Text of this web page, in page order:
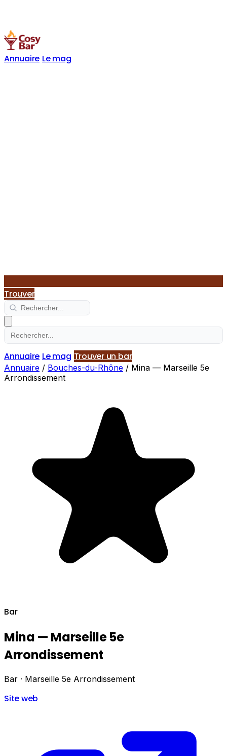
Annuaire Le mag
Trouver
Annuaire Le mag Trouver un bar
Annuaire / Bouches-du-Rhône / Mina — Marseille 5e
Arrondissement
Bar
Mina — Marseille 5e
Arrondissement
Bar · Marseille 5e Arrondissement
Site web